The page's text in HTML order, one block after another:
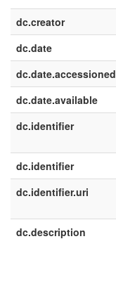
dc.creator
dc.date
dc.date.accessioned
dc.date.available
dc.identifier
dc.identifier
dc.identifier.uri
dc.description